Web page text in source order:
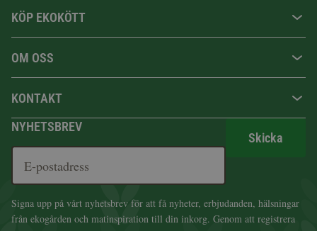
KÖP EKOKÖTT
OM OSS
KONTAKT
NYHETSBREV
Skicka
Signa upp på vårt nyhetsbrev för att få nyheter, erbjudanden, hälsningar
från ekogården och matinspiration till din inkorg. Genom att registrera